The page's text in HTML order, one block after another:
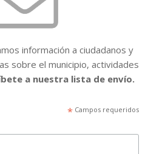
información a ciudadanos y
sobre el municipio, actividades
a nuestra lista de envío.
* Campos requeridos